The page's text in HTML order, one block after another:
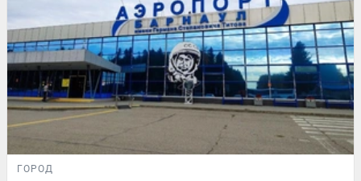
ГОРОД